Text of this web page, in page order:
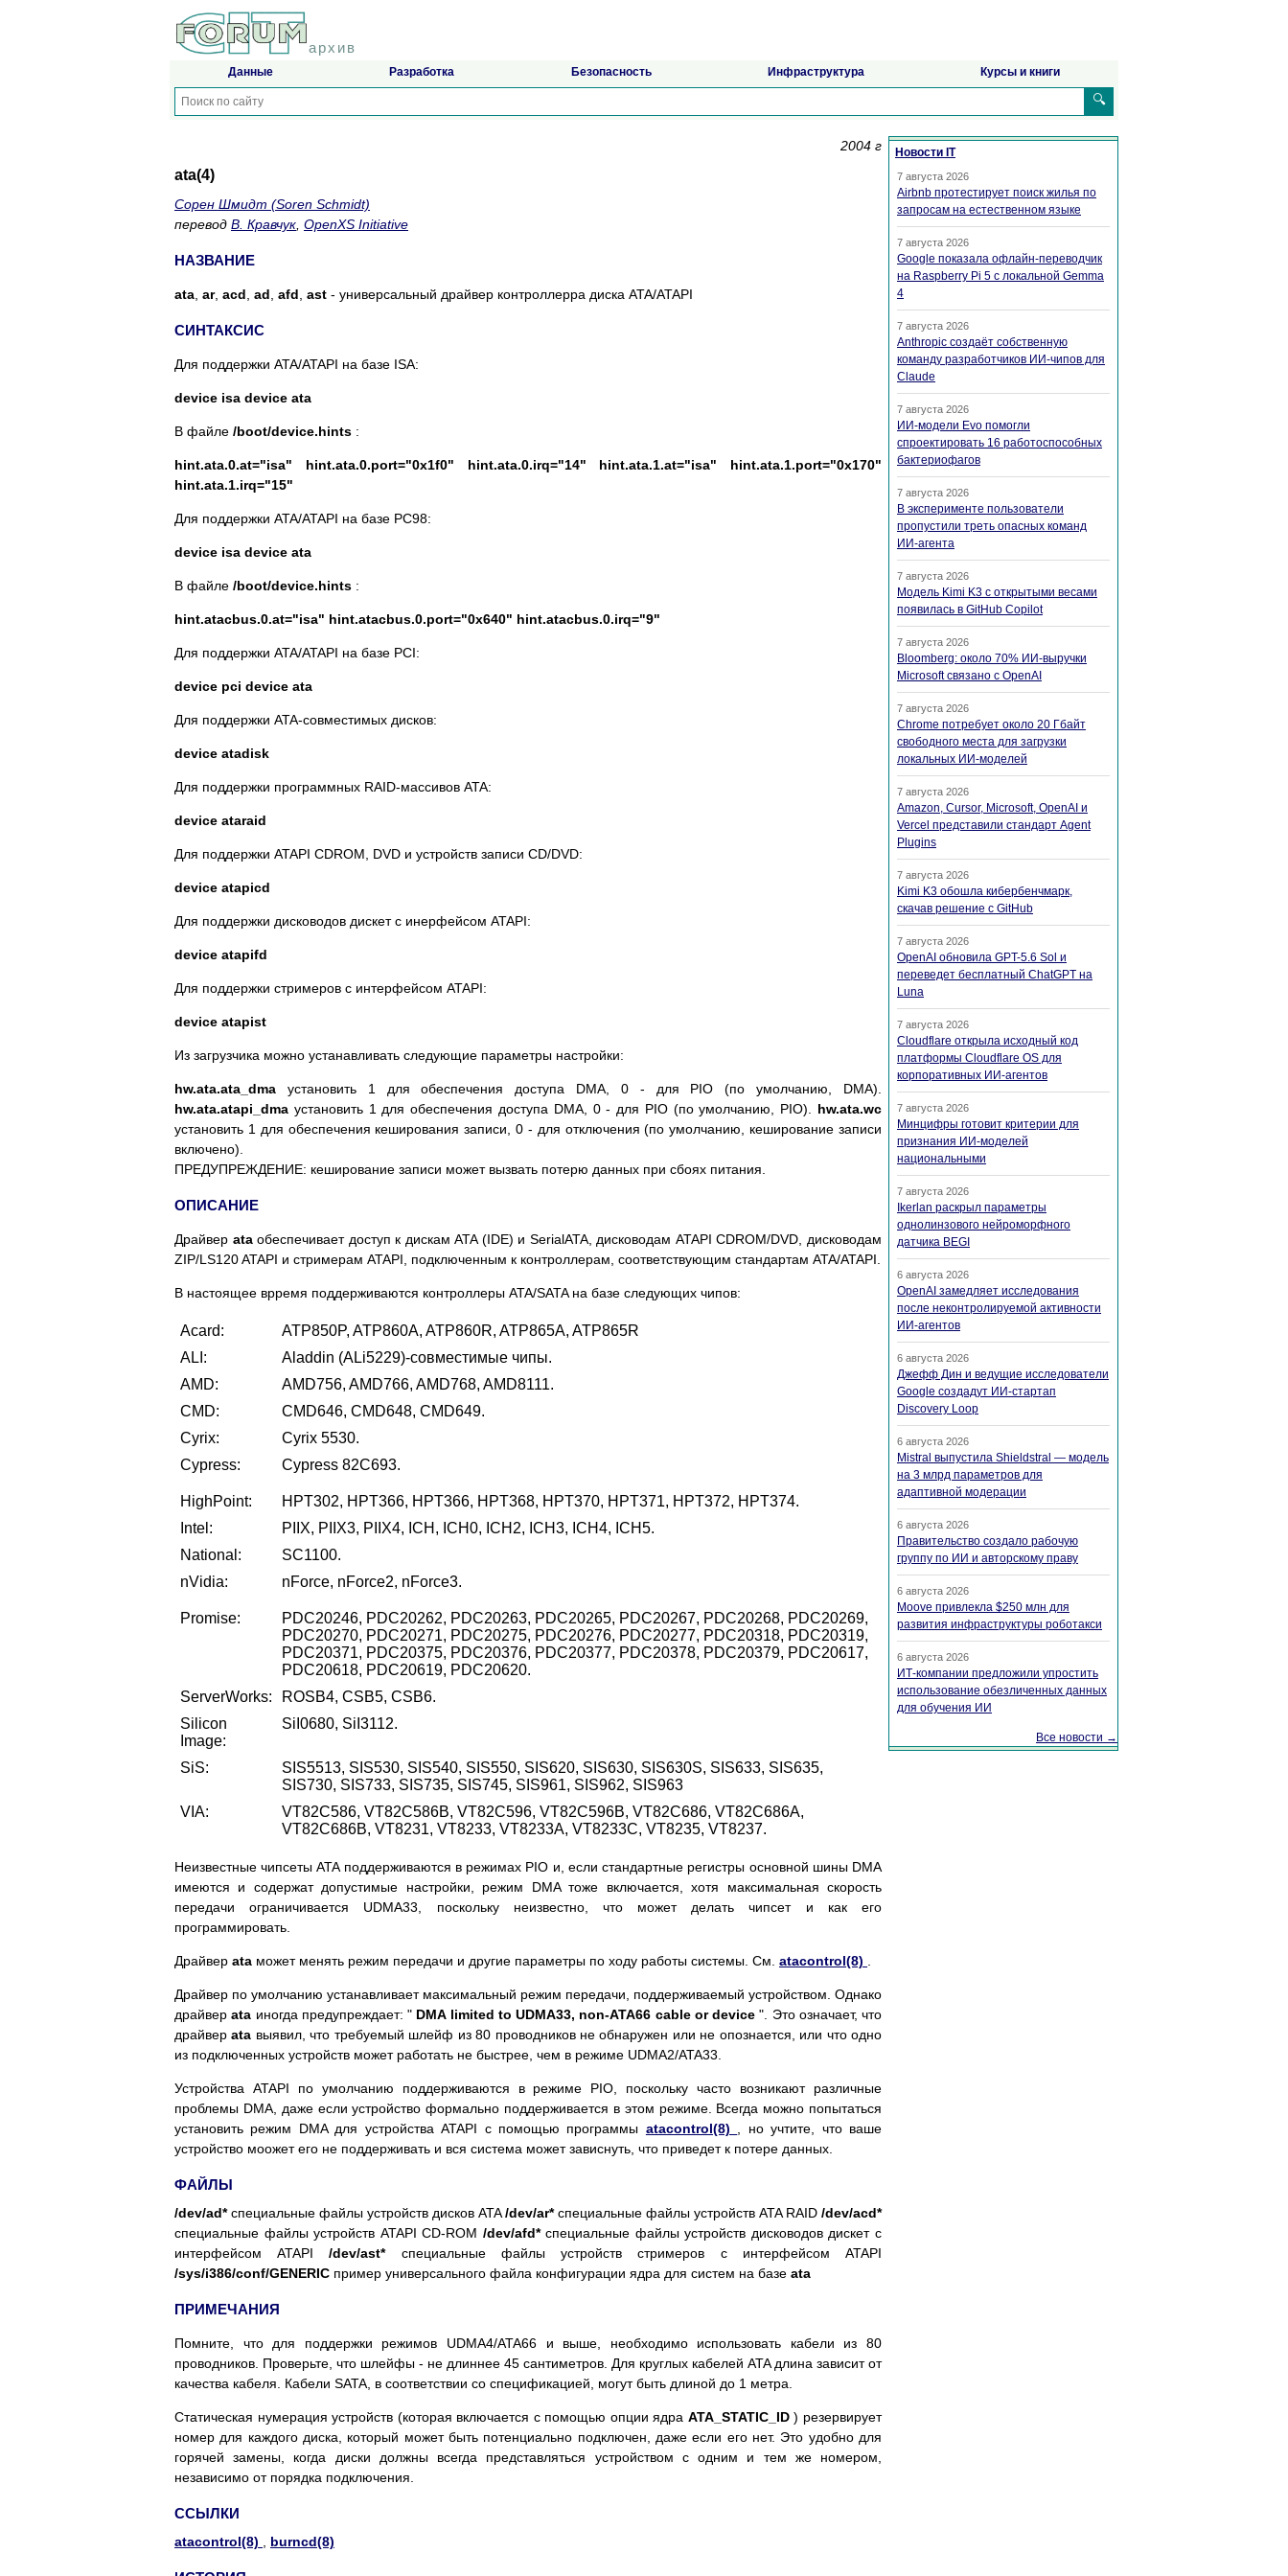
архив
Данные Разработка Безопасность Инфраструктура Курсы и книги
🔍
2004 г
ata(4)
Сорен Шмидт (Soren Schmidt)
перевод В. Кравчук OpenXS Initiative
НАЗВАНИЕ
ata ar, acd ad afd ast - универсальный драйвер контроллерра диска ATA/ATAPI
СИНТАКСИС
Для поддержки ATA/ATAPI на базе ISA:
device isa device ata
В файле /boot/device.hints :
hint.ata.0.at="isa" hint.ata.0.port="0x1f0" hint.ata.0.irq="14" hint.ata.1.at="isa" hint.ata.1.port="0x170"
hint.ata.1.irq="15"
Для поддержки ATA/ATAPI на базе PC98:
device isa device ata
В файле /boot/device.hints :
hint.atacbus.0.at="isa" hint.atacbus.0.port="0x640" hint.atacbus.0.irq="9"
Для поддержки ATA/ATAPI на базе PCI:
device pci device ata
Для поддержки ATA-совместимых дисков:
device atadisk
Для поддержки программных RAID-массивов ATA:
device ataraid
Для поддержки ATAPI CDROM, DVD и устройств записи CD/DVD:
device atapicd
Для поддержки дисководов дискет с инерфейсом ATAPI:
device atapifd
Для поддержки стримеров с интерфейсом ATAPI:
device atapist
Из загрузчика можно устанавливать следующие параметры настройки:
hw.ata.ata_dma установить 1 для обеспечения доступа DMA, 0 - для PIO (по умолчанию, DMA).
hw.ata.atapi_dma установить 1 для обеспечения доступа DMA, 0 - для PIO (по умолчанию, PIO). hw.ata.wc
установить 1 для обеспечения кеширования записи, 0 - для отключения (по умолчанию, кеширование записи
включено).
ПРЕДУПРЕЖДЕНИЕ: кеширование записи может вызвать потерю данных при сбоях питания.
ОПИСАНИЕ
Драйвер ataобеспечивает доступ к дискам ATA (IDE) и SerialATA, дисководам ATAPI CDROM/DVD, дисководам
ZIP/LS120 ATAPI и стримерам ATAPI, подключенным к контроллерам, соответствующим стандартам ATA/ATAPI.
В настоящее врремя поддерживаются контроллеры ATA/SATA на базе следующих чипов:
Acard:
ATP850P, ATP860A, ATP860R, ATP865A, ATP865R
ALI:
Aladdin (ALi5229)-совместимые чипы.
AMD:
AMD756, AMD766, AMD768, AMD8111.
CMD:
CMD646, CMD648, CMD649.
Cyrix:
Cyrix 5530.
Cypress:
Cypress 82C693.
HighPoint:
HPT302, HPT366, HPT366, HPT368, HPT370, HPT371, HPT372, HPT374.
Intel:
PIIX, PIIX3, PIIX4, ICH, ICH0, ICH2, ICH3, ICH4, ICH5.
National:
SC1100.
nVidia:
nForce, nForce2, nForce3.
Promise:
PDC20246, PDC20262, PDC20263, PDC20265, PDC20267, PDC20268, PDC20269,
PDC20270, PDC20271, PDC20275, PDC20276, PDC20277, PDC20318, PDC20319,
PDC20371, PDC20375, PDC20376, PDC20377, PDC20378, PDC20379, PDC20617,
PDC20618, PDC20619, PDC20620.
ServerWorks:
ROSB4, CSB5, CSB6.
Silicon
Image:
SiI0680, SiI3112.
SiS:
SIS5513, SIS530, SIS540, SIS550, SIS620, SIS630, SIS630S, SIS633, SIS635,
SIS730, SIS733, SIS735, SIS745, SIS961, SIS962, SIS963
VIA:
VT82C586, VT82C586B, VT82C596, VT82C596B, VT82C686, VT82C686A,
VT82C686B, VT8231, VT8233, VT8233A, VT8233C, VT8235, VT8237.
Неизвестные чипсеты ATA поддерживаются в режимах PIO и, если стандартные регистры основной шины DMA
имеются и содержат допустимые настройки, режим DMA тоже включается, хотя максимальная скорость
передачи ограничивается UDMA33, поскольку неизвестно, что может делать чипсет и как его
программировать.
Драйвер ata может менять режим передачи и другие параметры по ходу работы системы. См. atacontrol(8)
Драйвер по умолчанию устанавливает максимальный режим передачи, поддерживаемый устройством. Однако
драйверata иногда предупреждает: " DMA limited to UDMA33, non-ATA66 cable or device". Это означает, что
драйверata выявил, что требуемый шлейф из 80 проводников не обнаружен или не опознается, или что одно
из подключенных устройств может работать не быстрее, чем в режиме UDMA2/ATA33.
Устройства ATAPI по умолчанию поддерживаются в режиме PIO, поскольку часто возникают различные
проблемы DMA, даже если устройство формально поддерживается в этом режиме. Всегда можно попытаться
установить режим DMA для устройства ATAPI с помощью программы atacontrol(8)
, но учтите, что ваше
устройство моожет его не поддерживать и вся система может зависнуть, что приведет к потере данных.
ФАЙЛЫ
/dev/ad*специальные файлы устройств дисков ATA/dev/ar*специальные файлы устройств ATA RAID /dev/acd*
специальные файлы устройств ATAPI CD-ROM /dev/afd*специальные файлы устройств дисководов дискет с
интерфейсом ATAPI/dev/ast* специальные файлы устройств стримеров с интерфейсом ATAPI
/sys/i386/conf/GENERIC пример универсального файла конфигурации ядра для систем на базе ata
ПРИМЕЧАНИЯ
Помните, что для поддержки режимов UDMA4/ATA66 и выше, необходимо использовать кабели из 80
проводников. Проверьте, что шлейфы - не длиннее 45 сантиметров. Для круглых кабелей ATA длина зависит от
качества кабеля. Кабели SATA, в соответствии со спецификацией, могут быть длиной до 1 метра.
Статическая нумерация устройств (которая включается с помощью опции ядра ATA_STATIC_ID) резервирует
номер для каждого диска, который может быть потенциально подключен, даже если его нет. Это удобно для
горячей замены, когда диски должны всегда представляться устройством с одним и тем же номером,
независимо от порядка подключения.
ССЫЛКИ
atacontrol(8) burncd(8)
Новости IT
7 августа 2026
Airbnb протестирует поиск жилья по
запросам на естественном языке
7 августа 2026
Google показала офлайн-переводчик
на Raspberry Pi 5 с локальной Gemma
4
7 августа 2026
Anthropic создаёт собственную
команду разработчиков ИИ-чипов для
Claude
7 августа 2026
ИИ-модели Evo помогли
спроектировать 16 работоспособных
бактериофагов
7 августа 2026
В эксперименте пользователи
пропустили треть опасных команд
ИИ-агента
7 августа 2026
Модель Kimi K3 с открытыми весами
появилась в GitHub Copilot
7 августа 2026
Bloomberg: около 70% ИИ-выручки
Microsoft связано с OpenAI
7 августа 2026
Chrome потребует около 20 Гбайт
свободного места для загрузки
локальных ИИ-моделей
7 августа 2026
Amazon, Cursor, Microsoft, OpenAI и
Vercel представили стандарт Agent
Plugins
7 августа 2026
Kimi K3 обошла кибербенчмарк,
скачав решение с GitHub
7 августа 2026
OpenAI обновила GPT-5.6 Sol и
переведет бесплатный ChatGPT на
Luna
7 августа 2026
Cloudflare открыла исходный код
платформы Cloudflare OS для
корпоративных ИИ-агентов
7 августа 2026
Минцифры готовит критерии для
признания ИИ-моделей
национальными
7 августа 2026
Ikerlan раскрыл параметры
однолинзового нейроморфного
датчика BEGI
6 августа 2026
OpenAI замедляет исследования
после неконтролируемой активности
ИИ-агентов
6 августа 2026
Джефф Дин и ведущие исследователи
Google создадут ИИ-стартап
Discovery Loop
6 августа 2026
Mistral выпустила Shieldstral — модель
на 3 млрд параметров для
адаптивной модерации
6 августа 2026
Правительство создало рабочую
группу по ИИ и авторскому праву
6 августа 2026
Moove привлекла $250 млн для
развития инфраструктуры роботакси
6 августа 2026
ИТ-компании предложили упростить
использование обезличенных данных
для обучения ИИ
Все новости →